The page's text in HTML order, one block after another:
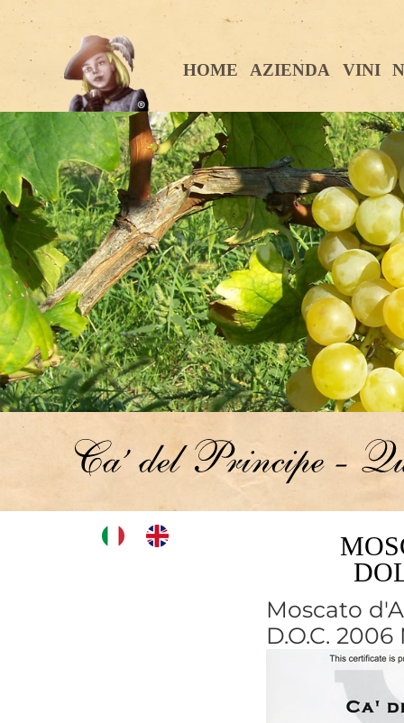
HOME AZIENDA VINI
Moscato
D.O.C.